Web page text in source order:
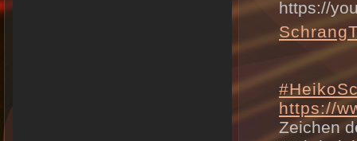
https://
https://
Zeichen